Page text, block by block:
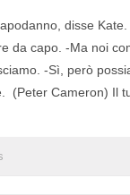
disse
da capo. -Ma noi
-Sì, però
(Peter Cameron) Il